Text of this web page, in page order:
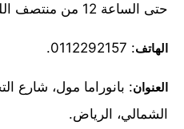
حتى الساعة 12 من منتصف الليل.
الهاتف: 0112292157.
العنوان: بانوراما مول، شارع
الشمالي، الرياض.